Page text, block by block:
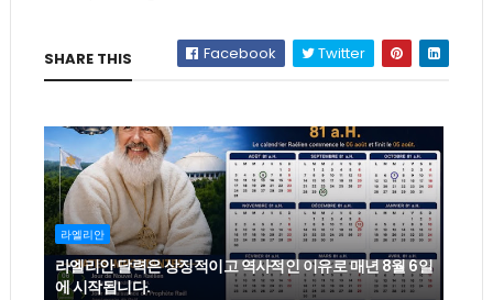
SHARE THIS Facebook Twitter
라엘리안
라엘리안 달력은 상징적이고 역사적인 이유로 매년 8월 6일
에 시작됩니다.